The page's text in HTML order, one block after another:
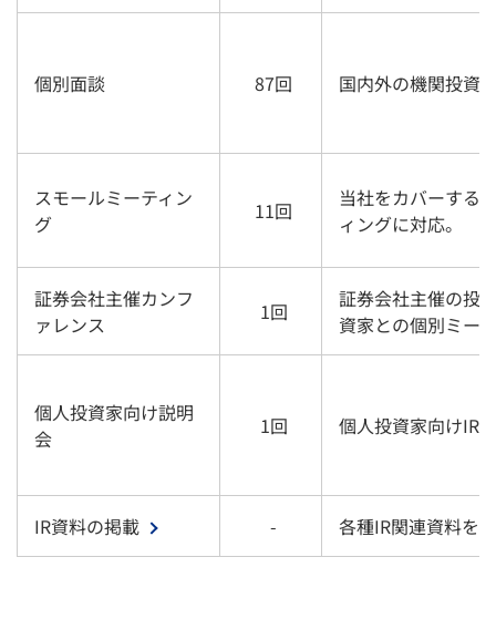
個別面談 87回 国内外の機関投資
スモールミーティン
グ
11回
当社をカバーする
ィングに対応。
証券会社主催カンフ
ァレンス
1回
証券会社主催の投
資家との個別ミー
個人投資家向け説明
会
1回 個人投資家向けIR
IR資料の掲載 - 各種IR関連資料を